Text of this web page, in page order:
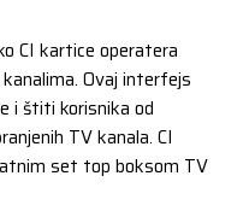
CI kartice operatera
Ovaj interfejs
i štiti korisnika od
TV kanala. CI
set top boksom TV